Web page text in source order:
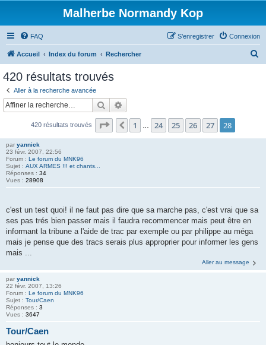
Malherbe Normandy Kop
FAQ Connexion
S’enregistrer
Accueil Index du forum Rechercher
c
420 résultats trouvés
Aller à la recherche avancée
Rechercher
420 résultats trouvés Page 28 28
Précédente
1 24 25 26 27 28
par yannick
23 févr. 2007, 22:56
Forum : Le forum du MNK96
Sujet : AUX ARMES !!! et chants...
Réponses : 34
Vues : 28908
c'est un test quoi! il ne faut pas dire que sa marche pas, c'est vrai que sa
ses pas trés bien passer mais il faudra recommencer mais peut être en
informant la tribune a l'aide de trac par exemple ou par philippe au méga
mais je pense que des tracs serais plus approprier pour informer les gens
mais ...
Aller au message
par yannick
22 févr. 2007, 13:26
Forum : Le forum du MNK96
Sujet : Tour/Caen
Réponses : 3
Vues : 3647
Tour/Caen